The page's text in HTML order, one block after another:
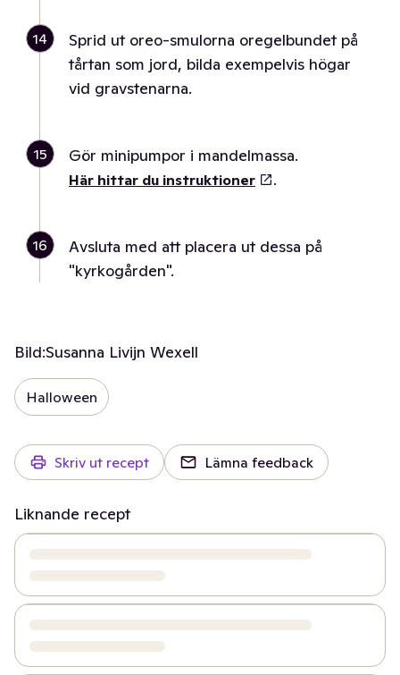
14
Sprid ut oreo-smulorna oregelbundet på
tårtan som jord, bilda exempelvis högar
vid gravstenarna.
15 Gör minipumpor i mandelmassa.
Här hittar du instruktioner .
16
Avsluta med att placera ut dessa på
"kyrkogården".
Bild:Susanna Livijn Wexell
Halloween
Skriv ut recept Lämna feedback
Liknande recept